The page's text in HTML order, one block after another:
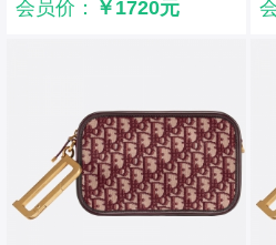
会员价： ￥1720元